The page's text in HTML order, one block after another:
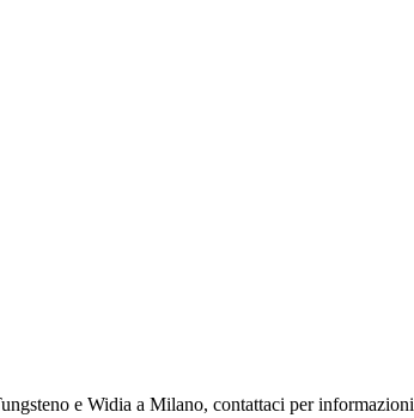
e Widia a Milano, contattaci per informazioni